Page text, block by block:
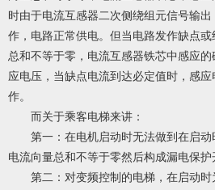
时由于电流互感器二次侧绕组元信号输
作，电路正常供电。但当电路发作缺点
总和不等于零，电流互感器铁芯中感应
应电压，当缺点电流到达必定值时，感
作。
而关于乘客电梯来讲：
第一：在电机启动时无法做到在启动
电流向量总和不等于零然后构成漏电保护
第二：对变频控制的电梯，在启动时